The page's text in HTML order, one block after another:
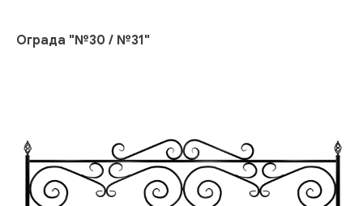
Ограда "№30 / №31"